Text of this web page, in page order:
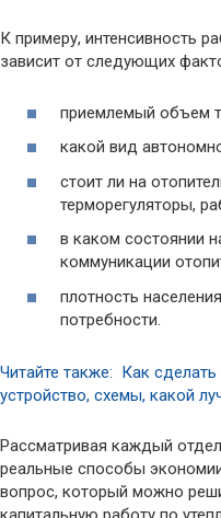
К примеру, интенсивность
зависит от следующих
приемлемый объем
какой вид
стоит ли на
терморегуляторы,
в каком состоянии
коммуникации
плотность
потребности.
Читайте также: Как
устройство, схемы, какой
Рассматривая каждый
реальные способы
вопрос, который можно